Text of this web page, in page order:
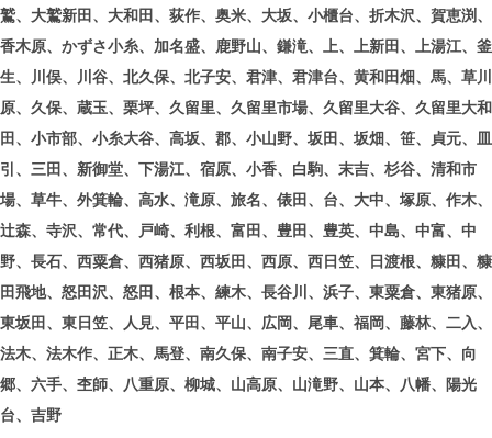
鷲、大鷲新田、大和田、荻作、奥米、大坂、小櫃台、折木沢、賀恵渕、
香木原、かずさ小糸、加名盛、鹿野山、鎌滝、上、上新田、上湯江、釜
生、川俣、川谷、北久保、北子安、君津、君津台、黄和田畑、馬、草川
原、久保、蔵玉、栗坪、久留里、久留里市場、久留里大谷、久留里大和
田、小市部、小糸大谷、高坂、郡、小山野、坂田、坂畑、笹、貞元、皿
引、三田、新御堂、下湯江、宿原、小香、白駒、末吉、杉谷、清和市
場、草牛、外箕輪、高水、滝原、旅名、俵田、台、大中、塚原、作木、
辻森、寺沢、常代、戸崎、利根、富田、豊田、豊英、中島、中富、中
野、長石、西粟倉、西猪原、西坂田、西原、西日笠、日渡根、糠田、糠
田飛地、怒田沢、怒田、根本、練木、長谷川、浜子、東粟倉、東猪原、
東坂田、東日笠、人見、平田、平山、広岡、尾車、福岡、藤林、二入、
法木、法木作、正木、馬登、南久保、南子安、三直、箕輪、宮下、向
郷、六手、杢師、八重原、柳城、山高原、山滝野、山本、八幡、陽光
台、吉野